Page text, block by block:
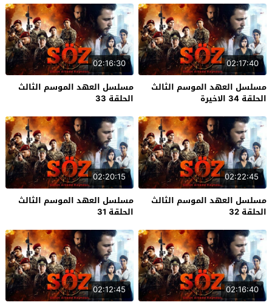
02:17:40
مسلسل العهد الموسم الثالث
الحلقة 34 الاخيرة
02:16:30
مسلسل العهد الموسم الثالث
الحلقة 33
02:22:45
مسلسل العهد الموسم الثالث
الحلقة 32
02:20:15
مسلسل العهد الموسم الثالث
الحلقة 31
02:16:40
02:12:45